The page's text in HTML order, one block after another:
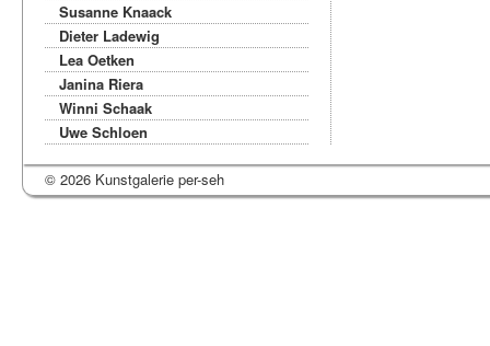
Susanne Knaack
Dieter Ladewig
Lea Oetken
Janina Riera
Winni Schaak
Uwe Schloen
© 2026 Kunstgalerie per-seh